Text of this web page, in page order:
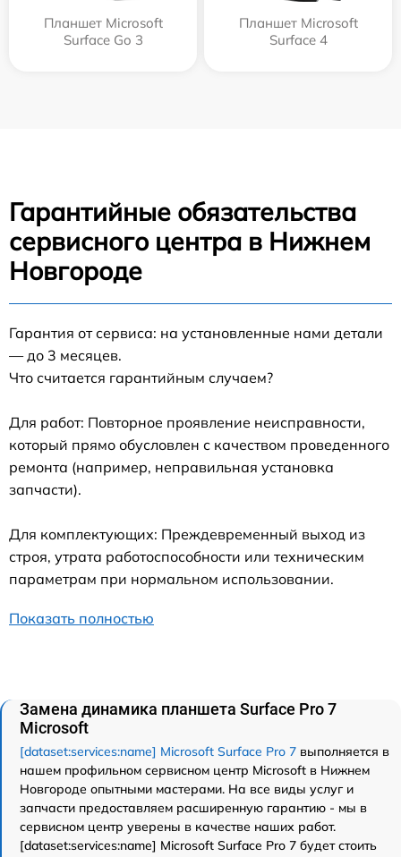
Планшет Microsoft
Surface Go 3
Планшет Microsoft
Surface 4
Гарантийные обязательства
сервисного центра в Нижнем
Новгороде
Гарантия от сервиса: на установленные нами детали
— до 3 месяцев.
Что считается гарантийным случаем?
Для работ: Повторное проявление неисправности,
который прямо обусловлен с качеством проведенного
ремонта (например, неправильная установка
запчасти).
Для комплектующих: Преждевременный выход из
строя, утрата работоспособности или техническим
параметрам при нормальном использовании.
Показать полностью
Замена динамика планшета Surface Pro 7
Microsoft
[dataset:services:name] Microsoft Surface Pro 7 выполняется в
нашем профильном сервисном центр Microsoft в Нижнем
Новгороде опытными мастерами. На все виды услуг и
запчасти предоставляем расширенную гарантию - мы в
сервисном центр уверены в качестве наших работ.
[dataset:services:name] Microsoft Surface Pro 7 будет стоить